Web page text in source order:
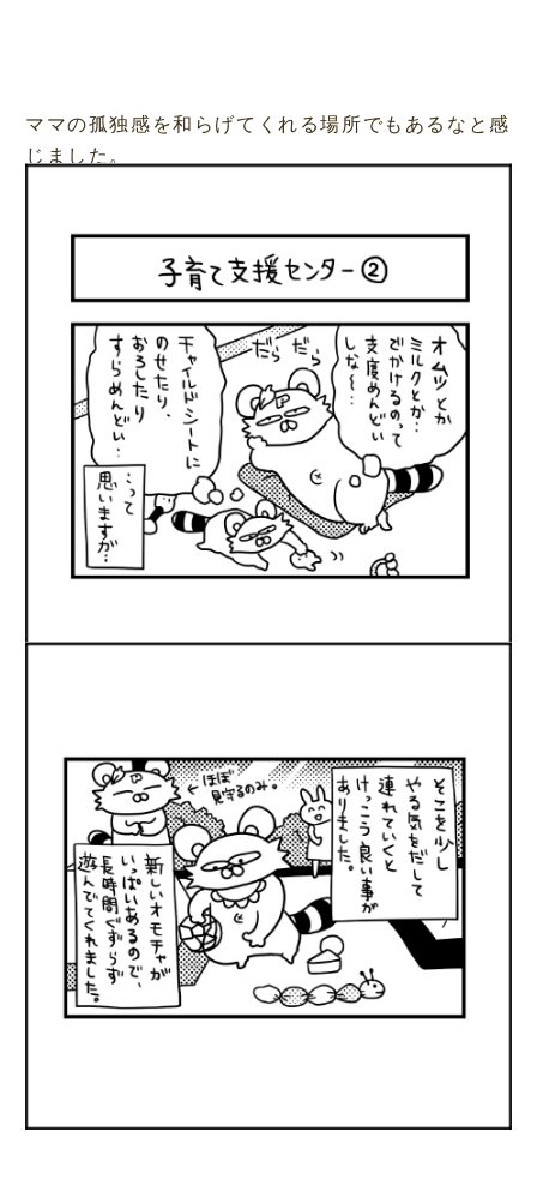
ママの孤独感を和らげてくれる場所でもあるなと感
じました。